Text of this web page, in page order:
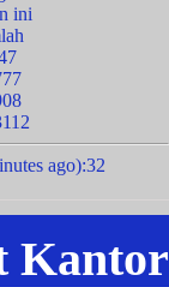
ini
ago):32
Kantor